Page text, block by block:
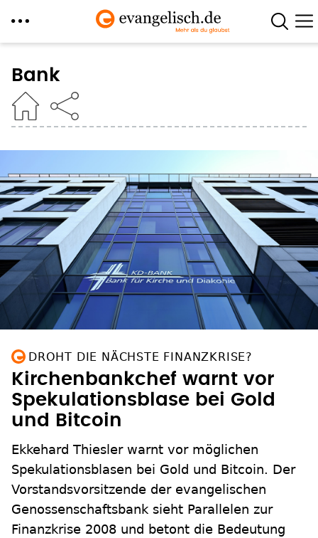
zum
Inhalt
Bank
DROHT DIE NÄCHSTE FINANZKRISE?
Kirchenbankchef warnt vor
Spekulationsblase bei Gold
und Bitcoin
Ekkehard Thiesler warnt vor möglichen
Spekulationsblasen bei Gold und Bitcoin. Der
Vorstandsvorsitzende der evangelischen
Genossenschaftsbank sieht Parallelen zur
Finanzkrise 2008 und betont die Bedeutung